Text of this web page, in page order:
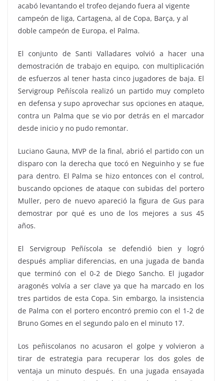
acabó levantando el trofeo dejando fuera al vigente
campeón de liga, Cartagena, al de Copa, Barça, y al
doble campeón de Europa, el Palma.
El conjunto de Santi Valladares volvió a hacer una
demostración de trabajo en equipo, con multiplicación
de esfuerzos al tener hasta cinco jugadores de baja. El
Servigroup Peñíscola realizó un partido muy completo
en defensa y supo aprovechar sus opciones en ataque,
contra un Palma que se vio por detrás en el marcador
desde inicio y no pudo remontar.
Luciano Gauna, MVP de la final, abrió el partido con un
disparo con la derecha que tocó en Neguinho y se fue
para dentro. El Palma se hizo entonces con el control,
buscando opciones de ataque con subidas del portero
Muller, pero de nuevo apareció la figura de Gus para
demostrar por qué es uno de los mejores a sus 45
años.
El Servigroup Peñíscola se defendió bien y logró
después ampliar diferencias, en una jugada de banda
que terminó con el 0-2 de Diego Sancho. El jugador
aragonés volvía a ser clave ya que ha marcado en los
tres partidos de esta Copa. Sin embargo, la insistencia
de Palma con el portero encontró premio con el 1-2 de
Bruno Gomes en el segundo palo en el minuto 17.
Los peñiscolanos no acusaron el golpe y volvieron a
tirar de estrategia para recuperar los dos goles de
ventaja un minuto después. En una jugada ensayada